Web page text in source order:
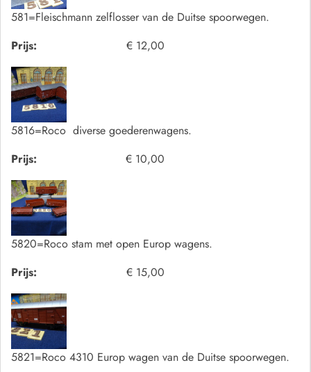
581=Fleischmann zelflosser van de Duitse spoorwegen.
Prijs:
€ 12,00
5816=Roco diverse goederenwagens.
Prijs:
€ 10,00
5820=Roco stam met open Europ wagens.
Prijs:
€ 15,00
5821=Roco 4310 Europ wagen van de Duitse spoorwegen.